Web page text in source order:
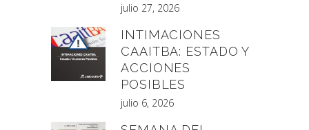
julio 27, 2026
INTIMACIONES
CAAITBA: ESTADO Y
ACCIONES
POSIBLES
julio 6, 2026